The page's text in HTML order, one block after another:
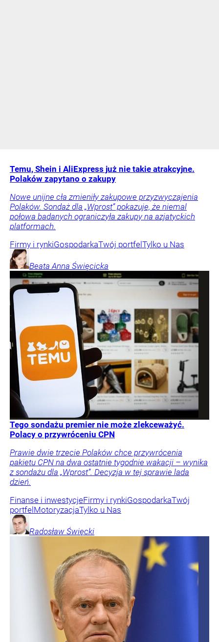
Temu, Shein i AliExpress już nie takie atrakcyjne.
Polaków zapytano o zakupy
Nowe unijne cła zmieniły zakupowe przyzwyczajenia
Polaków. Sondaż dla „Wprost” pokazuje, że niemal
połowa badanych ograniczyła zakupy na azjatyckich
platformach.
Firmy i rynkiGospodarkaTwój portfelTylko u Nas
Beata Anna Święcicka
Tego sondażu premier nie może zlekceważyć.
Polacy o przywróceniu CPN
Prawie dwie trzecie Polaków chce przywrócenia
pakietu CPN na dwa ostatnie tygodnie wakacji – wynika
z sondażu dla „Wprost”. Decyzja w tej sprawie lada
dzień.
Finanse i inwestycjeFirmy i rynkiGospodarkaTwój
portfelMotoryzacjaTylko u Nas
Radosław Święcki